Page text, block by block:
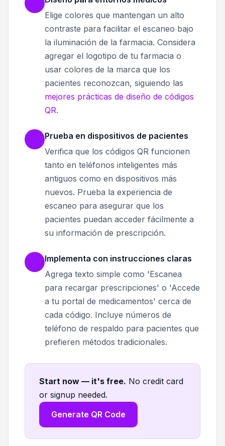
Elige colores que mantengan un alto
contraste para facilitar el escaneo bajo
la iluminación de la farmacia. Considera
agregar el logotipo de tu farmacia o
usar colores de la marca que los
pacientes reconozcan, siguiendo las
mejores prácticas de diseño de códigos
QR.
Prueba en dispositivos de pacientes
Verifica que los códigos QR funcionen
tanto en teléfonos inteligentes más
antiguos como en dispositivos más
nuevos. Prueba la experiencia de
escaneo para asegurar que los
pacientes puedan acceder fácilmente a
su información de prescripción.
Implementa con instrucciones claras
Agrega texto simple como 'Escanea
para recargar prescripciones' o 'Accede
a tu portal de medicamentos' cerca de
cada código. Incluye números de
teléfono de respaldo para pacientes que
prefieren métodos tradicionales.
Start now — it's free. No credit card
or signup needed.
Generate QR Code